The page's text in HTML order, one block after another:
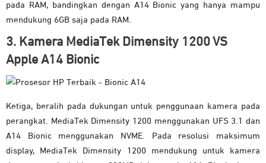
pada RAM, bandingkan dengan A14 Bionic yang hanya mampu
mendukung 6GB saja pada RAM.
3. Kamera MediaTek Dimensity 1200 VS
Apple A14 Bionic
Ketiga, beralih pada dukungan untuk penggunaan kamera pada
perangkat. MediaTek Dimensity 1200 menggunakan UFS 3.1 dan
A14 Bionic menggunakan NVME. Pada resolusi maksimum
display, MediaTek Dimensity 1200 mendukung untuk kamera